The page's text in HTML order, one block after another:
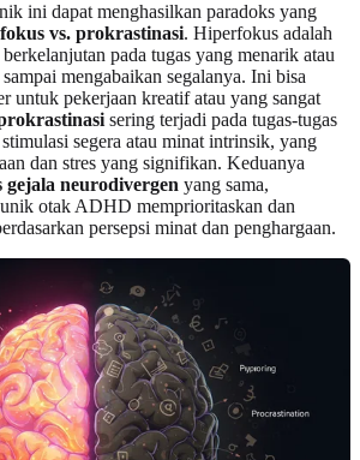
ini dapat menghasilkan paradoks yang
vs. prokrastinasi. Hiperfokus adalah
pada tugas yang menarik atau
mengabaikan segalanya. Ini bisa
untuk pekerjaan kreatif atau yang sangat
sering terjadi pada tugas-tugas
segera atau minat intrinsik, yang
dan stres yang signifikan. Keduanya
gejala neurodivergen yang sama,
otak ADHD memprioritaskan dan
persepsi minat dan penghargaan.